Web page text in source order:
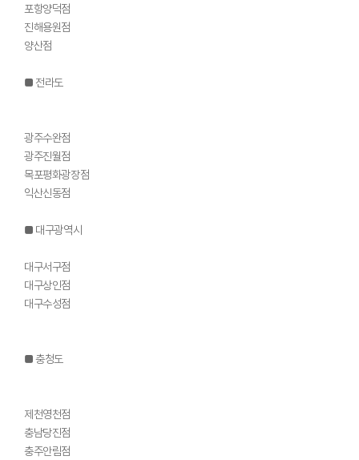
포항양덕점
진해용원점
양산점
■ 전라도
광주수완점
광주진월점
목포평화광장점
익산신동점
■ 대구광역시
대구서구점
대구상인점
대구수성점
■ 충청도
제천영천점
충남당진점
충주안림점